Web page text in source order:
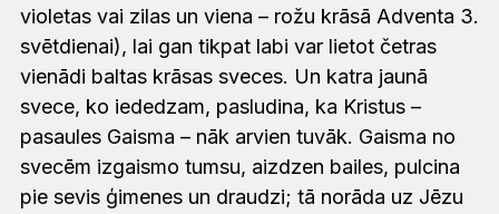
violetas vai zilas un viena – rožu krāsā Adventa 3.
svētdienai), lai gan tikpat labi var lietot četras
vienādi baltas krāsas sveces. Un katra jaunā
svece, ko iededzam, pasludina, ka Kristus –
pasaules Gaisma – nāk arvien tuvāk. Gaisma no
svecēm izgaismo tumsu, aizdzen bailes, pulcina
pie sevis ģimenes un draudzi; tā norāda uz Jēzu